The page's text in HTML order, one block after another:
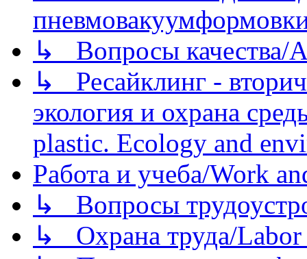
↳ Вопросы качества/
↳ Ресайклинг -
экология и охрана
plastic. Ecology and
Работа и учеба/Work
↳ Вопросы
↳ Охрана труда/Labor